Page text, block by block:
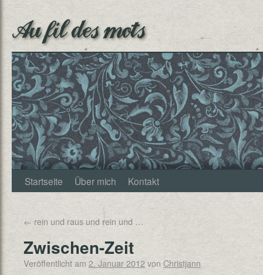
Au fil des mots
Startseite Über mich Kontakt
← rein und raus und rein und …
Zwischen-Zeit
Veröffentlicht am 2. Januar 2012 von Christjann